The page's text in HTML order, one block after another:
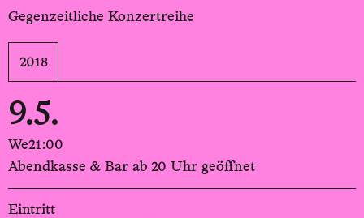
Gegenzeitliche Konzertreihe
2018
9.5.
We21:00
Abendkasse & Bar ab 20 Uhr geöffnet
Eintritt